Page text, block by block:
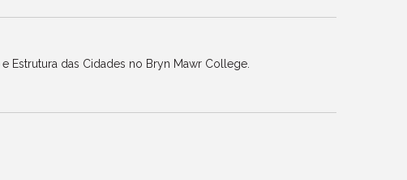
Estrutura das Cidades no Bryn Mawr College.